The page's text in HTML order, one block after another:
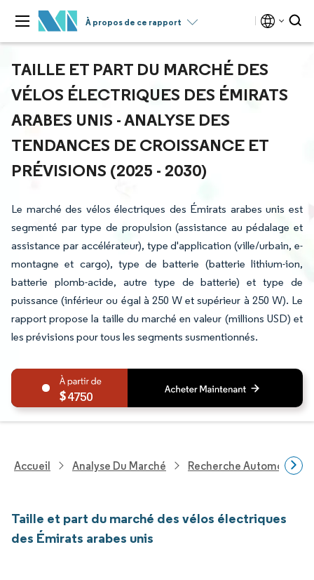
À propos de ce rapport
TAILLE ET PART DU MARCHÉ DES
VÉLOS ÉLECTRIQUES DES ÉMIRATS
ARABES UNIS - ANALYSE DES
TENDANCES DE CROISSANCE ET
PRÉVISIONS (2025 - 2030)
Le marché des vélos électriques des Émirats arabes unis est
segmenté par type de propulsion (assistance au pédalage et
assistance par accélérateur), type d'application (ville/urbain, e-
montagne et cargo), type de batterie (batterie lithium-ion,
batterie plomb-acide, autre type de batterie) et type de
puissance (inférieur ou égal à 250 W et supérieur à 250 W). Le
rapport propose la taille du marché en valeur (millions USD) et
les prévisions pour tous les segments susmentionnés.
4750
Accueil Analyse Du Marché Recherche Automobile
Taille et part du marché des vélos électriques
des Émirats arabes unis